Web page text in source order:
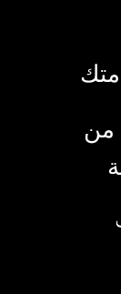
من